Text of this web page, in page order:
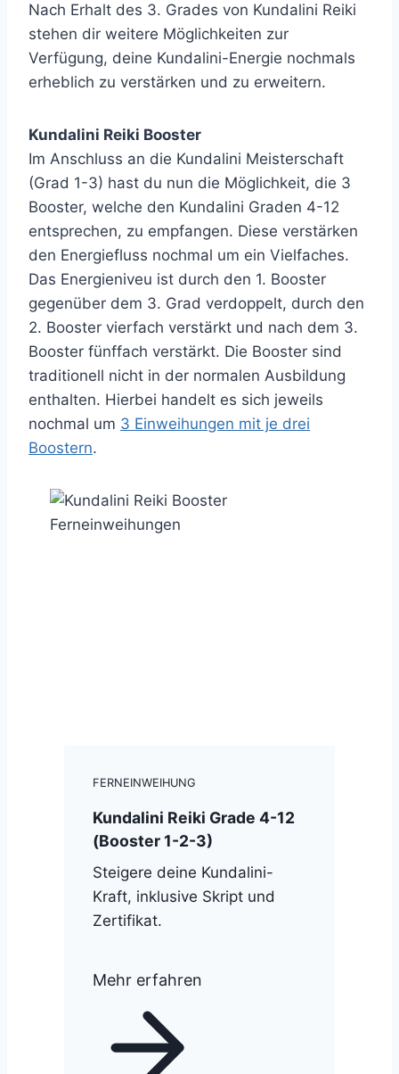
Nach Erhalt des 3. Grades von Kundalini Reiki
stehen dir weitere Möglichkeiten zur
Verfügung, deine Kundalini-Energie nochmals
erheblich zu verstärken und zu erweitern.
Kundalini Reiki Booster
Im Anschluss an die Kundalini Meisterschaft
(Grad 1-3) hast du nun die Möglichkeit, die 3
Booster, welche den Kundalini Graden 4-12
entsprechen, zu empfangen. Diese verstärken
den Energiefluss nochmal um ein Vielfaches.
Das Energieniveu ist durch den 1. Booster
gegenüber dem 3. Grad verdoppelt, durch den
2. Booster vierfach verstärkt und nach dem 3.
Booster fünffach verstärkt. Die Booster sind
traditionell nicht in der normalen Ausbildung
enthalten. Hierbei handelt es sich jeweils
nochmal um 3 Einweihungen mit je drei
Boostern.
FERNEINWEIHUNG
Kundalini Reiki Grade 4-12
(Booster 1-2-3)
Steigere deine Kundalini-
Kraft, inklusive Skript und
Zertifikat.
Mehr erfahren